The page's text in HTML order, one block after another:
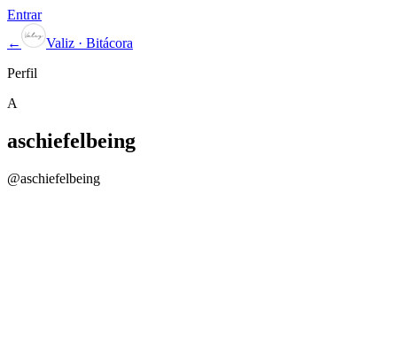
Entrar
←
Valiz · Bitácora
Perfil
A
aschiefelbeing
@aschiefelbeing